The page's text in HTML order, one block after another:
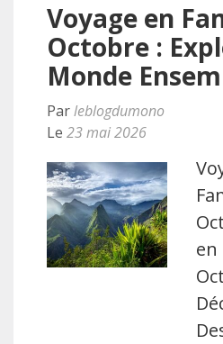
Voyage en
Octobre :
Monde
Parleblogdumono
Le 23 mai 2026
en